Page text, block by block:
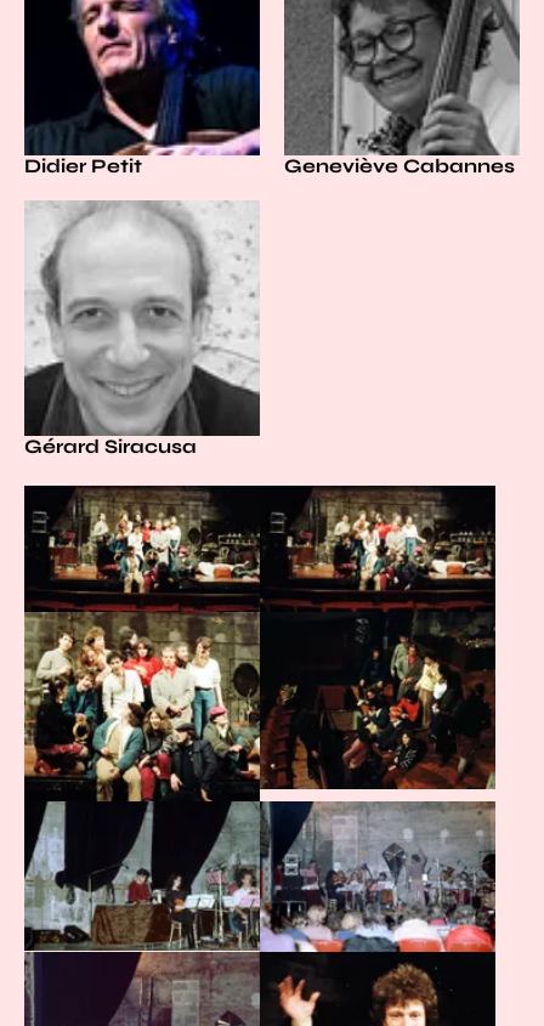
Didier Petit Geneviève Cabannes
Gérard Siracusa
Agrandir Agrandir
Agrandir
Agrandir Agrandir
Agrandir